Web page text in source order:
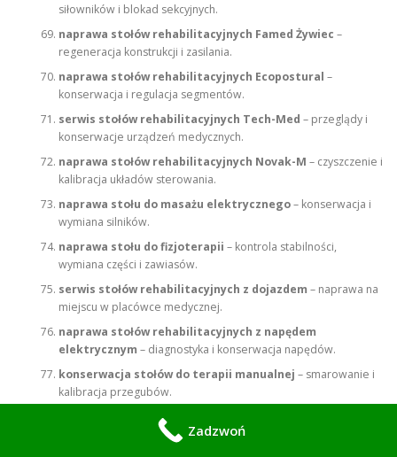
siłowników i blokad sekcyjnych.
naprawa stołów rehabilitacyjnych Famed Żywiec –
regeneracja konstrukcji i zasilania.
naprawa stołów rehabilitacyjnych Ecopostural –
konserwacja i regulacja segmentów.
serwis stołów rehabilitacyjnych Tech-Med – przeglądy i
konserwacje urządzeń medycznych.
naprawa stołów rehabilitacyjnych Novak-M – czyszczenie i
kalibracja układów sterowania.
naprawa stołu do masażu elektrycznego– konserwacja i
wymiana silników.
naprawa stołu do fizjoterapii – kontrola stabilności,
wymiana części i zawiasów.
serwis stołów rehabilitacyjnych z dojazdem – naprawa na
miejscu w placówce medycznej.
naprawa stołów rehabilitacyjnych z napędem
elektrycznym – diagnostyka i konserwacja napędów.
konserwacja stołów do terapii manualnej – smarowanie i
kalibracja przegubów.
naprawa stołów rehabilitacyjnych Meden-Inmed
sprzętu z certyfikacją medyczną.
Zadzwoń